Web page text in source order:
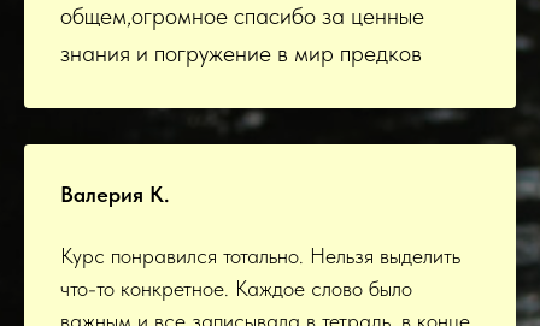
общем,огромное спасибо за ценные
знания и погружение в мир предков
Валерия К.
Курс понравился тотально. Нельзя выделить
что-то конкретное. Каждое слово было
важным и все записывала в тетрадь, в конце